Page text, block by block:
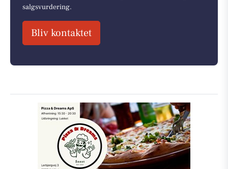
salgsvurdering.
Bliv kontaktet